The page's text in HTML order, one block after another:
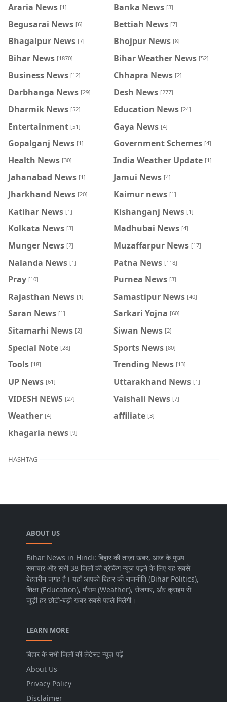
Araria News [1] Banka News [3]
Begusarai News [6] Bettiah News [7]
Bhagalpur News [7] Bhojpur News [8]
Bihar News [1870] Bihar Weather News [52]
Business News [12] Chhapra News [2]
Darbhanga News [29] Desh News [277]
Dharmik News [52] Education News [24]
Entertainment [51] Gaya News [4]
Gopalganj News [1] Government Schemes [4]
Health News [30] India Weather Update [1]
Jahanabad News [1] Jamui News [4]
Jharkhand News [20] Kaimur news [1]
Katihar News [1] Kishanganj News [1]
Kolkata News [3] Madhubai News [4]
Munger News [2] Muzaffarpur News [17]
Nalanda News [1] Patna News [118]
Pray [10] Purnea News [3]
Rajasthan News [1] Samastipur News [40]
Saran News [1] Sarkari Yojna [60]
Sitamarhi News [2] Siwan News [2]
Special Note [28] Sports News [80]
Tools [18] Trending News [13]
UP News [61] Uttarakhand News [1]
VIDESH NEWS [27] Vaishali News [7]
Weather [4] affiliate [3]
khagaria news [9]
HASHTAG
ABOUT US
Bihar News in Hindi: बिहार की ताज़ा खबर, आज के मुख्य
समाचार और सभी 38 जिलों की ब्रेकिंग न्यूज़ पढ़ने के लिए यह सबसे
बेहतरीन जगह है। यहाँ आपको बिहार की राजनीति (Bihar Politics),
शिक्षा (Education), मौसम (Weather), रोजगार, और क्राइम से
जुड़ी हर छोटी-बड़ी खबर सबसे पहले मिलेगी।
LEARN MORE
बिहार के सभी जिलों की लेटेस्ट न्यूज़ पढ़ें
About Us
Privacy Policy
Disclaimer